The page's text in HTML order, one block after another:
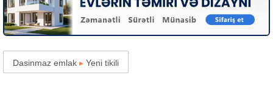
Dasinmaz emlak ▸ Yeni tikili